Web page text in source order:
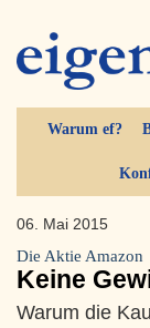
Warum ef?
06. Mai 2015
Die Aktie Amazon
Keine
Warum die